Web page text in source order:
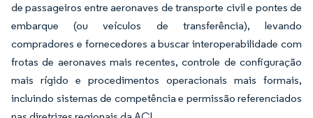
de passageiros entre aeronaves de transporte civil e pontes de
embarque (ou veículos de transferência), levando
compradores e fornecedores a buscar interoperabilidade com
frotas de aeronaves mais recentes, controle de configuração
mais rígido e procedimentos operacionais mais formais,
incluindo sistemas de competência e permissão referenciados